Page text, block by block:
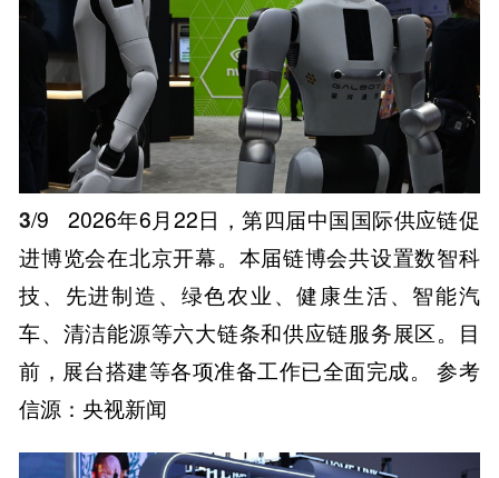
3/9
2026年6月22日，第四届中国国际供应链促
进博览会在北京开幕。本届链博会共设置数智科
技、先进制造、绿色农业、健康生活、智能汽
车、清洁能源等六大链条和供应链服务展区。目
前，展台搭建等各项准备工作已全面完成。 参考
信源：央视新闻